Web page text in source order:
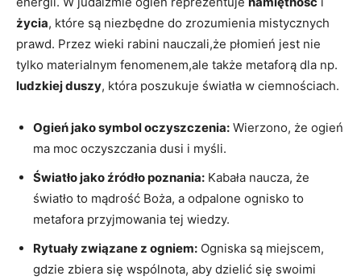
życia, które są niezbędne do zrozumienia mistycznych
prawd. Przez wieki rabini nauczali,że ​płomień jest nie
tylko materialnym fenomenem,ale także metaforą dla np.
ludzkiej duszy, która poszukuje światła w ciemnościach.
Ogień jako symbol oczyszczenia: Wierzono, że ogień
ma ​moc oczyszczania dusi i myśli.
Światło jako źródło poznania: Kabała⁤ naucza, ‌że
światło to‍ mądrość ‍Boża, a odpalone ognisko⁣ to⁣
metafora‌ przyjmowania tej wiedzy.
Rytuały związane⁣ z ogniem: Ogniska są miejscem,
gdzie‌ zbiera się wspólnota, ​aby dzielić⁤ się swoimi